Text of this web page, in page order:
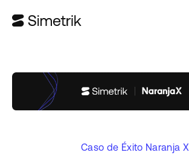
Caso de Éxito Naranja X